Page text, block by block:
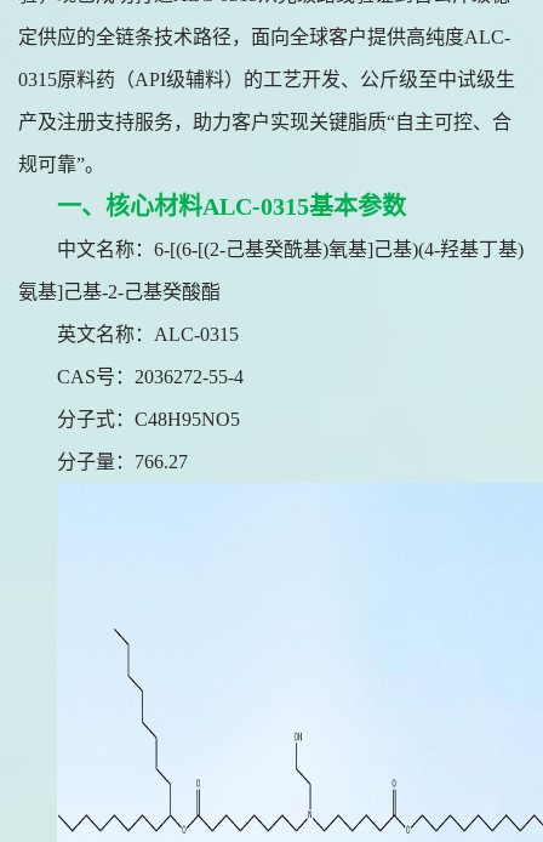
定供应的全链条技术路径，面向全球客户提供高纯度ALC-
0315原料药（API级辅料）的工艺开发、公斤级至中试级生
产及注册支持服务，助力客户实现关键脂质“自主可控、合
规可靠”。
一、核心材料ALC-0315基本参数
中文名称： 6-[(6-[(2-己基癸酰基)氧基]己基)(4-羟基丁基)
氨基]己基-2-己基癸酸酯
英文名称： ALC-0315
CAS号：2036272-55-4
分子式： C48H95NO5
分子量： 766.27